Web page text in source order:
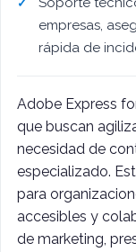
empresas,
rápida de
Adobe Express
que buscan
necesidad de
especializado.
para
accesibles y
de marketing,